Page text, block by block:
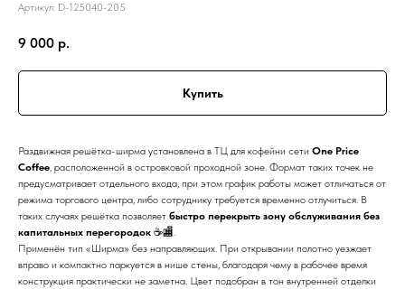
Артикул: D-125040-205
9 000 р.
Купить
Раздвижная решётка-ширма установлена в ТЦ для кофейни сети One Price
Coffee, расположенной в островковой проходной зоне. Формат таких точек не
предусматривает отдельного входа, при этом график работы может отличаться от
режима торгового центра, либо сотруднику требуется временно отлучиться. В
таких случаях решётка позволяет быстро перекрыть зону обслуживания без
капитальных перегородок ☕🏬.
Применён тип «Ширма» без направляющих. При открывании полотно уезжает
вправо и компактно паркуется в нише стены, благодаря чему в рабочее время
конструкция практически не заметна. Цвет подобран в тон внутренней отделки